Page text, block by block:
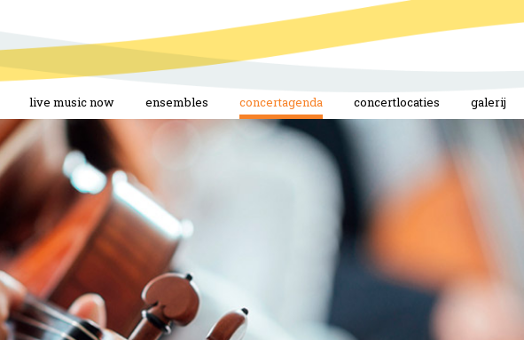
live music now ensembles concertagenda concertlocaties galerij